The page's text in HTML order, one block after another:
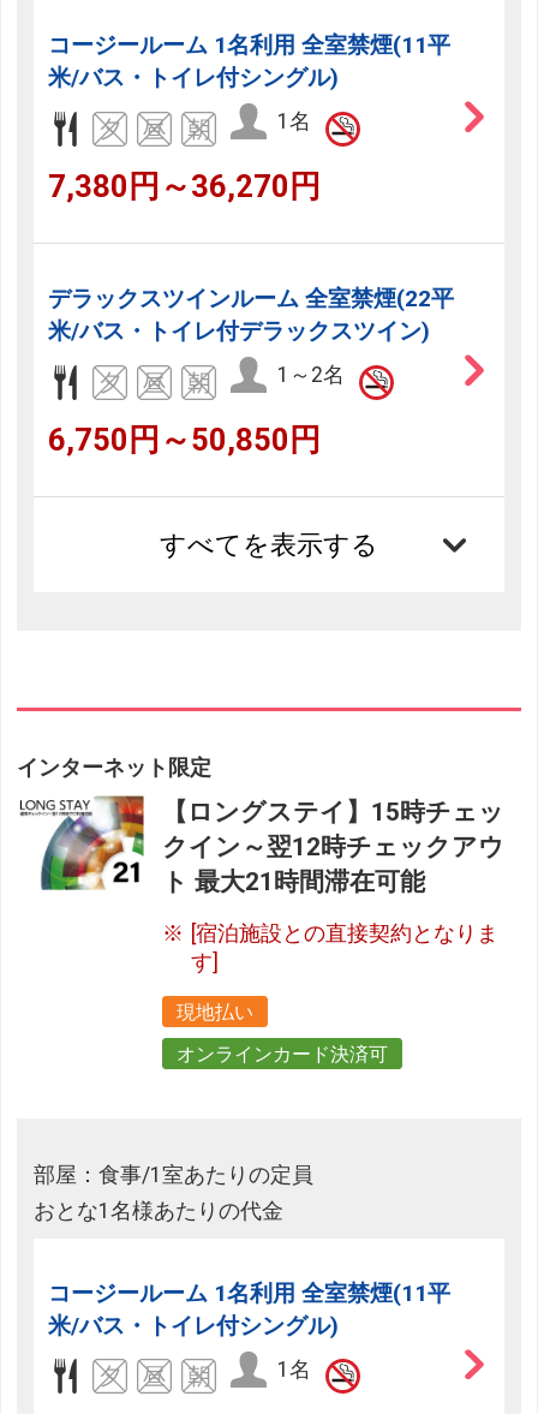
コージールーム 1名利用 全室禁煙(11平
米/バス・トイレ付シングル)
1名
7,380円～36,270円
デラックスツインルーム 全室禁煙(22平
米/バス・トイレ付デラックスツイン)
1～2名
6,750円～50,850円
すべてを表示する
インターネット限定
【ロングステイ】15時チェッ
クイン～翌12時チェックアウ
ト 最大21時間滞在可能
[宿泊施設との直接契約となりま
す]
現地払い
オンラインカード決済可
部屋：食事/1室あたりの定員
おとな1名様あたりの代金
コージールーム 1名利用 全室禁煙(11平
米/バス・トイレ付シングル)
1名